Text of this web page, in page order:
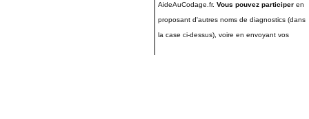
AideAuCodage.fr. Vous pouvez participer en
proposant d'autres noms de diagnostics (dans
la case ci-dessus), voire en envoyant vos